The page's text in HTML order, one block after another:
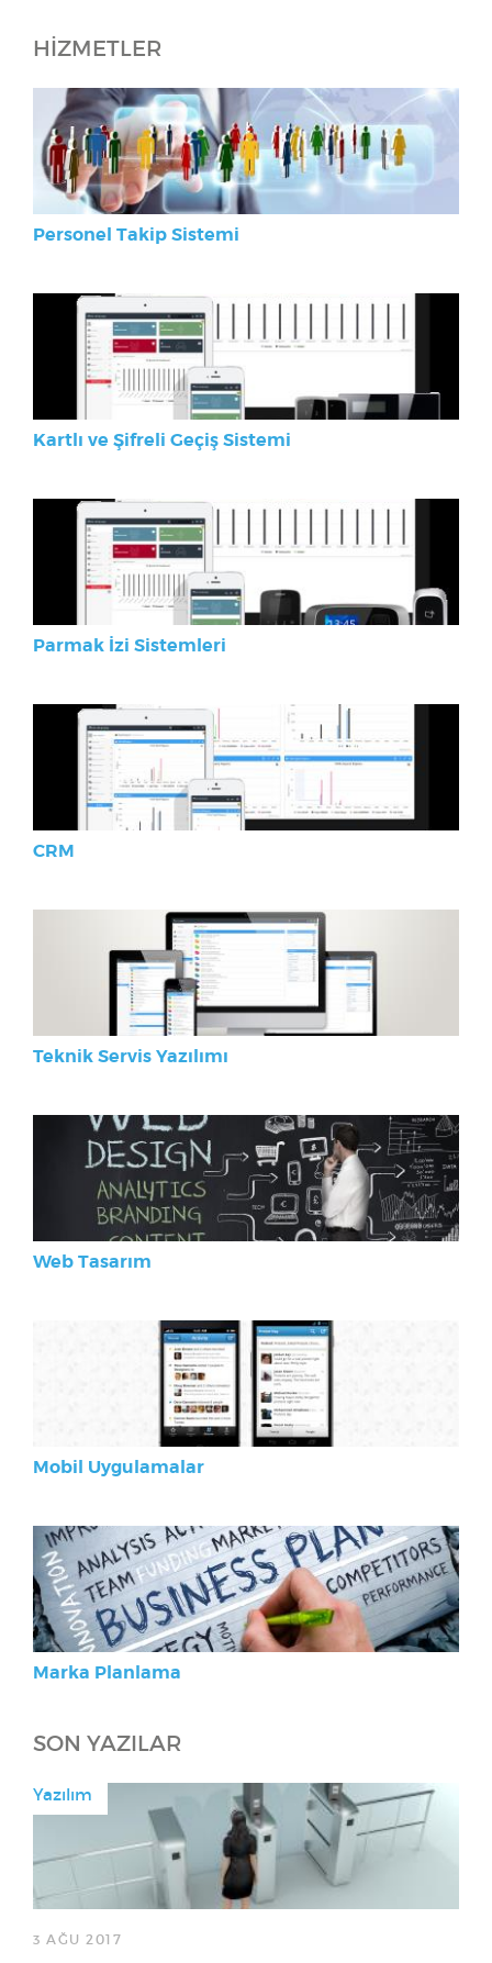
HİZMETLER
Personel Takip Sistemi
Kartlı ve Şifreli Geçiş Sistemi
Parmak İzi Sistemleri
CRM
Teknik Servis Yazılımı
Web Tasarım
Mobil Uygulamalar
Marka Planlama
SON YAZILAR
Yazılım
3 AĞU 2017